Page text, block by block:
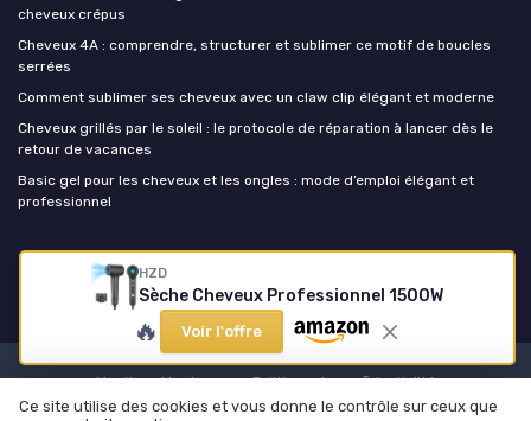
HZD
Sèche Cheveux Professionnel 1500W
🔥 Voir l'offre
cheveux crépus
Cheveux 4A : comprendre, structurer et sublimer ce motif de boucles
serrées
Comment sublimer ses cheveux avec un claw clip élégant et moderne
Cheveux grillés par le soleil : le protocole de réparation à lancer dès le
retour de vacances
Basic gel pour les cheveux et les ongles : mode d’emploi élégant et
professionnel
Coupe de cheveux
Mentions légales
Politique de confidentialité
© Coupe de cheveux 2026
Ce site utilise des cookies et vous donne le contrôle sur ceux que